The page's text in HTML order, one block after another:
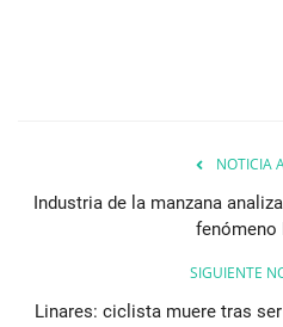
NOTICIA
Industria de la manzana
fenómeno
SIGUIENTE
Linares: ciclista muere tras